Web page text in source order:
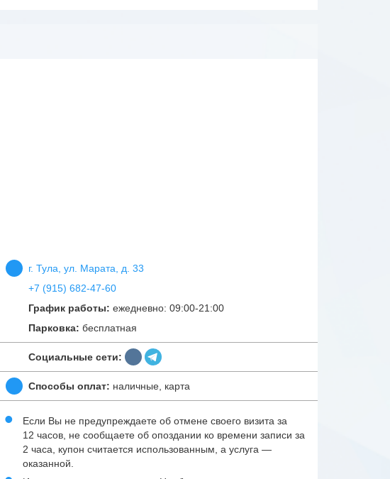
г. Тула, ул. Марата, д. 33
+7 (915) 682-47-60
График работы: ежедневно: 09:00-21:00
Парковка: бесплатная
Социальные сети:
Способы оплат: наличные, карта
Если Вы не предупреждаете об отмене своего визита за
12 часов, не сообщаете об опоздании ко времени записи за
2 часа, купон считается использованным, а услуга —
оказанной.